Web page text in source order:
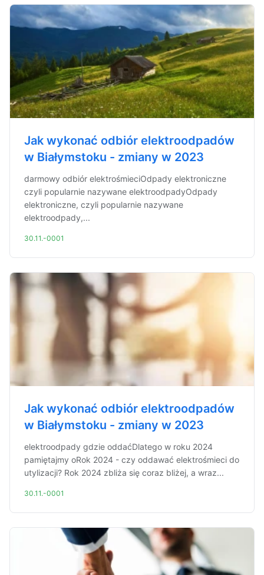
Jak wykonać odbiór elektroodpadów
w Białymstoku - zmiany w 2023
darmowy odbiór elektrośmieciOdpady elektroniczne
czyli popularnie nazywane elektroodpadyOdpady
elektroniczne, czyli popularnie nazywane
elektroodpady,...
30.11.-0001
Jak wykonać odbiór elektroodpadów
w Białymstoku - zmiany w 2023
elektroodpady gdzie oddaćDlatego w roku 2024
pamiętajmy oRok 2024 - czy oddawać elektrośmieci do
utylizacji? Rok 2024 zbliża się coraz bliżej, a wraz...
30.11.-0001